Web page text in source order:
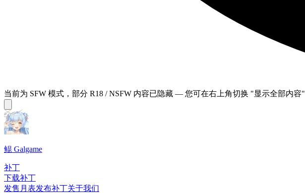
当前为 SFW 模式，部分 R18 / NSFW 内容已隐藏 — 您可在右上角切换 "显示全部内容"
鲲 Galgame
补丁
下载补丁
发售月表发布补丁关于我们